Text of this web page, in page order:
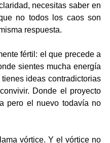
necesitas saber en
no todos los caos son
respuesta.
fértil: el que precede a
sientes mucha energía
ideas contradictorias
Donde el proyecto
pero el nuevo todavía no
vórtice. Y el vórtice no